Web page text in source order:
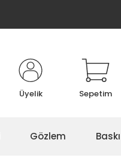
Üyelik Sepetim
Gözlem